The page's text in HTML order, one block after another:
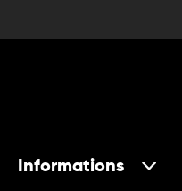
Informations